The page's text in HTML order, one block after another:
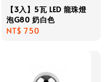
【3入】5瓦 LED 龍珠燈
泡G80 奶白色
Regular
NT$ 750